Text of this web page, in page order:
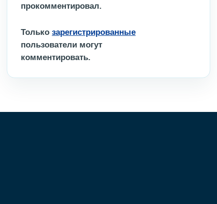
прокомментировал.
Только зарегистрированные
пользователи могут
комментировать.